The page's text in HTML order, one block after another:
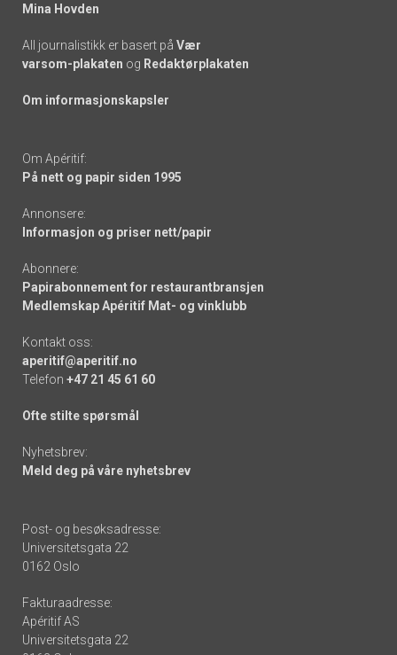
Mina Hovden
All journalistikk er basert på Vær
varsom-plakaten og Redaktørplakaten
Om informasjonskapsler
Om Apéritif:
På nett og papir siden 1995
Annonsere:
Informasjon og priser nett/papir
Abonnere:
Papirabonnement for restaurantbransjen
Medlemskap Apéritif Mat- og vinklubb
Kontakt oss:
aperitif@aperitif.no
Telefon +47 21 45 61 60
Ofte stilte spørsmål
Nyhetsbrev:
Meld deg på våre nyhetsbrev
Post- og besøksadresse:
Universitetsgata 22
0162 Oslo
Fakturaadresse:
Apéritif AS
Universitetsgata 22